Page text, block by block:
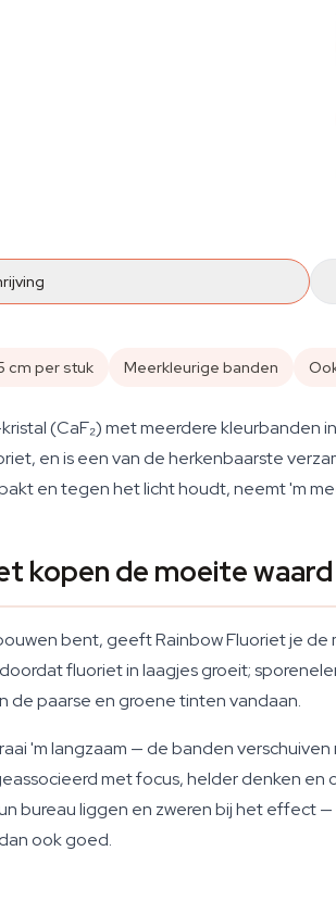
cm per stuk Meerkleurige banden
(CaF₂) met meerdere
en is een van de herkenbaarste
en tegen het licht houdt, neemt 'm
kopen de moeite waard
bent, geeft Rainbow Fluoriet je
fluoriet in laagjes groeit;
de paarse en groene tinten vandaan.
'm langzaam — de banden
met focus, helder denken
bureau liggen en zweren bij het effect
ook goed.